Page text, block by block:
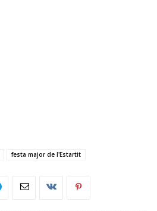
festa major de l'Estartit